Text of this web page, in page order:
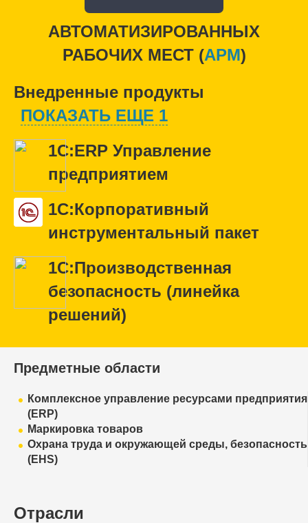
АВТОМАТИЗИРОВАННЫХ
РАБОЧИХ МЕСТ (APM)
Внедренные продукты
ПОКАЗАТЬ ЕЩЕ 1
1С:ERP Управление
предприятием
1С:Корпоративный
инструментальный пакет
1С:Производственная
безопасность (линейка
решений)
Предметные области
Комплексное управление ресурсами предприятия
(ERP)
Маркировка товаров
Охрана труда и окружающей среды, безопасность
(EHS)
Отрасли